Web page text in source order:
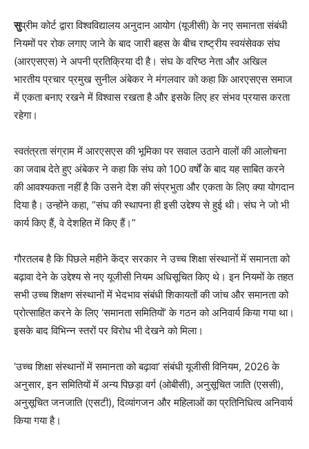
सुप्रीम कोर्ट द्वारा विश्वविद्यालय अनुदान आयोग (यूजीसी) के नए समानता संबंधी
नियमों पर रोक लगाए जाने के बाद जारी बहस के बीच राष्ट्रीय स्वयंसेवक संघ
(आरएसएस) ने अपनी प्रतिक्रिया दी है। संघ के वरिष्ठ नेता और अखिल
भारतीय प्रचार प्रमुख सुनील अंबेकर ने मंगलवार को कहा कि आरएसएस समाज
में एकता बनाए रखने में विश्वास रखता है और इसके लिए हर संभव प्रयास करता
रहेगा।
स्वतंत्रता संग्राम में आरएसएस की भूमिका पर सवाल उठाने वालों की आलोचना
का जवाब देते हुए अंबेकर ने कहा कि संघ को 100 वर्षों के बाद यह साबित करने
की आवश्यकता नहीं है कि उसने देश की संप्रभुता और एकता के लिए क्या योगदान
दिया है। उन्होंने कहा, “संघ की स्थापना ही इसी उद्देश्य से हुई थी। संघ ने जो भी
कार्य किए हैं, वे देशहित में किए हैं।”
गौरतलब है कि पिछले महीने केंद्र सरकार ने उच्च शिक्षा संस्थानों में समानता को
बढ़ावा देने के उद्देश्य से नए यूजीसी नियम अधिसूचित किए थे। इन नियमों के तहत
सभी उच्च शिक्षण संस्थानों में भेदभाव संबंधी शिकायतों की जांच और समानता को
प्रोत्साहित करने के लिए ‘समानता समितियों’ के गठन को अनिवार्य किया गया था।
इसके बाद विभिन्न स्तरों पर विरोध भी देखने को मिला।
‘उच्च शिक्षा संस्थानों में समानता को बढ़ावा’ संबंधी यूजीसी विनियम, 2026 के
अनुसार, इन समितियों में अन्य पिछड़ा वर्ग (ओबीसी), अनुसूचित जाति (एससी),
अनुसूचित जनजाति (एसटी), दिव्यांगजन और महिलाओं का प्रतिनिधित्व अनिवार्य
किया गया है।